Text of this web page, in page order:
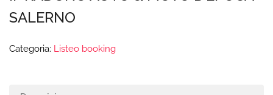
SALERNO
Categoria: Listeo booking